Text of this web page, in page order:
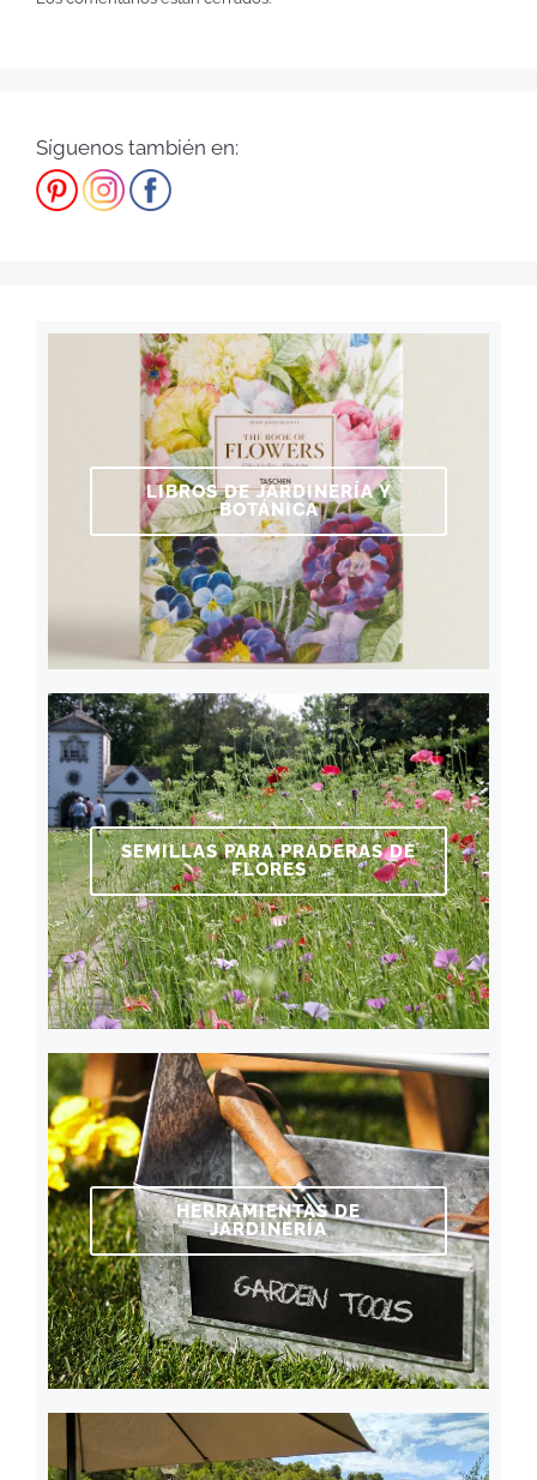
Síguenos también en:
LIBROS DE JARDINERÍA Y
BOTÁNICA
SEMILLAS PARA PRADERAS DE
FLORES
HERRAMIENTAS DE
JARDINERÍA